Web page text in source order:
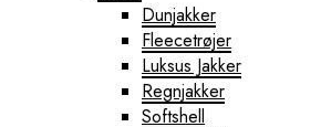
Dunjakker
Fleecetrøjer
Luksus Jakker
Regnjakker
Softshell